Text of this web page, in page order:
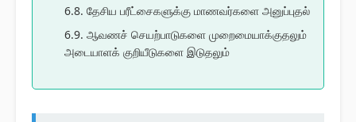
6.8. தேசிய பரீட்சைகளுக்கு மாணவர்களை அனுப்புதல்
6.9. ஆவணச் செயற்பாடுகளை முறைமையாக்குதலும்
அடையாளக் குறியீடுகளை இடுதலும்